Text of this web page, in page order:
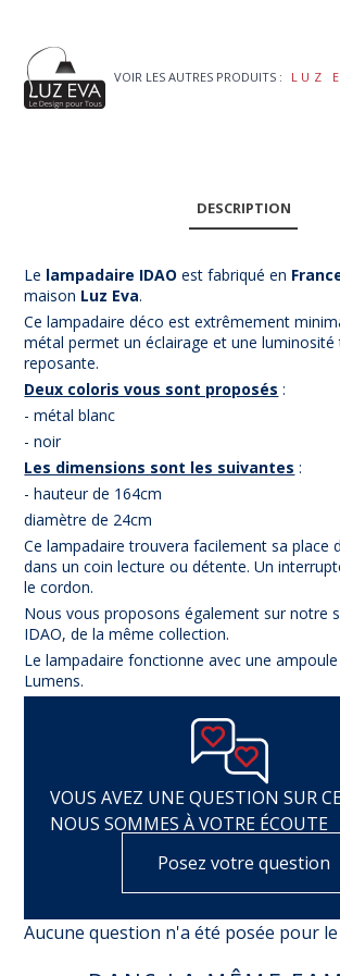
VOIR LES AUTRES PRODUITS : LUZ
DESCRIPTION
Le lampadaire IDAOest fabriqué en
maison Luz Eva.
Ce lampadaire déco est extrêmement
métal permet un éclairage et une
reposante.
Deux coloris vous sont proposés :
- métal blanc
- noir
Les dimensions sont les suivantes :
- hauteur de 164cm
diamètre de 24cm
Ce lampadaire trouvera facilement sa place
dans un coin lecture ou détente. Un
le cordon.
Nous vous proposons également sur notre
IDAO, de la même collection.
Le lampadaire fonctionne avec une
Lumens.
VOUS AVEZ UNE QUESTION SUR
NOUS SOMMES À VOTRE ÉCOUTE
Posez votre question
Aucune question n'a été posée pour